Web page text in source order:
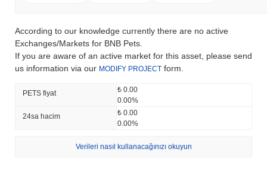
According to our knowledge currently there are no active
Exchanges/Markets for BNB Pets.
If you are aware of an active market for this asset, please send
us information via our MODIFY PROJECT form.
PETS fiyat
₺ 0.00
0.00%
24sa hacim
₺ 0.00
0.00%
Verileri nasıl kullanacağınızı okuyun